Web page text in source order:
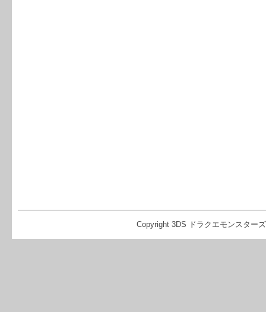
Copyright 3DS ドラクエモンスター